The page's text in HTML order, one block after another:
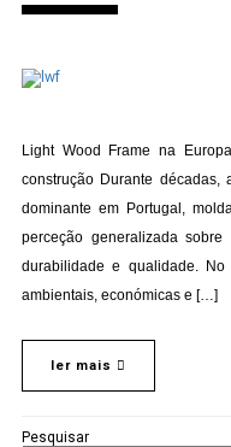
Light Wood Frame na
construção Durante décadas,
dominante em Portugal,
perceção generalizada
durabilidade e qualidade.
ambientais, económicas e […]
ler mais
Pesquisar